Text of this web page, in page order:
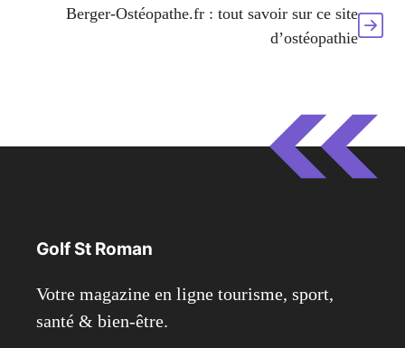
Berger-Ostéopathe.fr : tout savoir sur ce site
d’ostéopathie
Golf St Roman
Votre magazine en ligne tourisme, sport,
santé & bien-être.